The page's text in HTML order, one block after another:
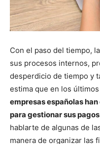
Con el paso del tiempo,
sus procesos internos,
desperdicio de tiempo y
estima que en los últimos
empresas españolas
para gestionar sus pagos
hablarte de algunas de
manera de organizar las